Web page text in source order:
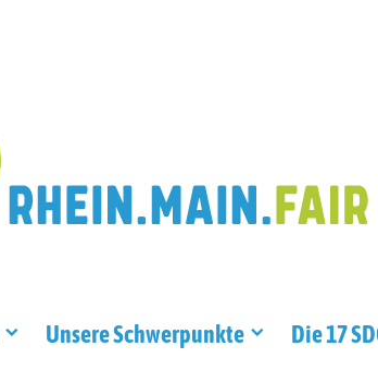
Unsere Schwerpunkte Die 17